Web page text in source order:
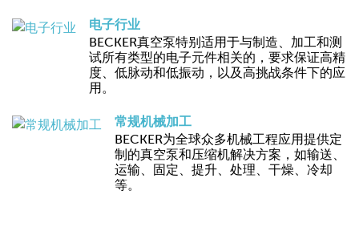
电子行业
BECKER真空泵特别适用于与制造、加工和测
试所有类型的电子元件相关的，要求保证高精
度、低脉动和低振动，以及高挑战条件下的应
用。
常规机械加工
BECKER为全球众多机械工程应用提供定
制的真空泵和压缩机解决方案，如输送、
运输、固定、提升、处理、干燥、冷却
等。